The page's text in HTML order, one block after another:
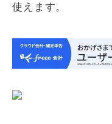
使えます。